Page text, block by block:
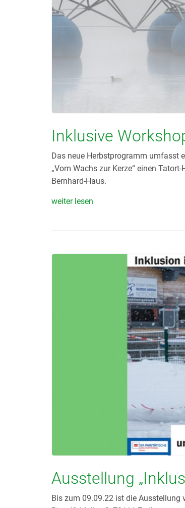
Inklusive
Das neue Herbstprogramm umfasst
„Vom Wachs zur Kerze“ einen
Bernhard-Haus.
weiter lesen
Ausstellung
Bis zum 09.09.22 ist die Ausstellung